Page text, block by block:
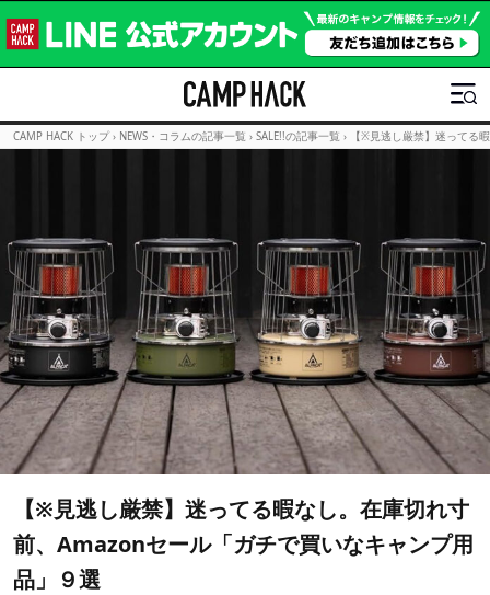
CAMP HACK トップ › NEWS・コラムの記事一覧 › SALE!!の記事一覧 › 【※見逃し厳禁】迷ってる
【※見逃し厳禁】迷ってる暇なし。在庫切れ寸
前、Amazonセール「ガチで買いなキャンプ用
品」９選